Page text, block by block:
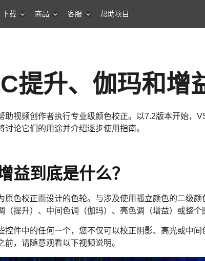
下载 商品 客服 帮助项目
提升、伽玛和增
助视频创作者执行专业级颜色校正。以7.2版本开始，
论它们的用途并介绍逐步使用指南。
益到底是什么？
原色校正而设计的色轮。与涉及使用孤立颜色的二级
提升）、中间色调（伽玛）、亮色调（增益）或整个
控件中的任何一个，您不仅可以校正阴影、高光或中
，请随意观看以下视频说明。